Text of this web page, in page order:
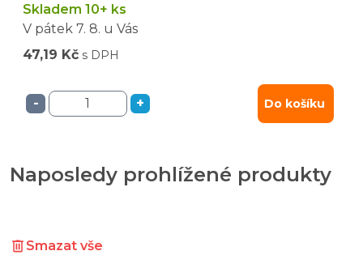
Skladem 10+ ks
V pátek 7. 8. u Vás
47,19 Kč s DPH
- + Do košíku
Naposledy prohlížené produkty
Smazat vše